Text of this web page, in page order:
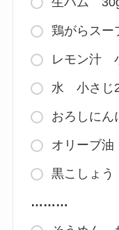
鶏がらス
レモン汁
水 小さじ
おろしに
オリーブ
黒こしょ
………